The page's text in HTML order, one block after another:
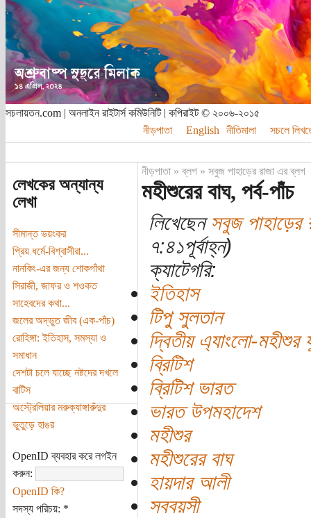
সচলায়তন.com | অনলাইন রাইটার্স কমিউনিটি | কপিরাইট © ২০০৬-২০১৫
নীড়পাতা
English নীতিমালা সচলে
লেখকের অন্যান্য
লেখা
সীমান্ত ভয়ংকর
প্রিয় ধর্মে-বিশ্বাসীরা...
নানকিং-এর জন্য শোকগাঁথা
সিরাজী, জাফর ও শওকত
সাহেবদের কথা...
জলের অদ্ভুত জীব (এক-পাঁচ)
রোহিঙ্গা: ইতিহাস, সমস্যা ও
সমাধান
দেশটা চলে যাচ্ছে নষ্টদের দখলে
বাটিস
অস্ট্রেলিয়ার মরুক্যাঙ্গারুঁদুর
ভুতুড়ে হাঙর
OpenID ব্যবহার করে লগইন
করুন:
OpenID কি?
সদস্য পরিচয়: *
নীড়পাতা»ব্লগ» সবুজ পাহাড়ের রাজা এর ব্লগ
মহীশুরের বাঘ, পর্ব-পাঁচ
লিখেছেনসবুজ পাহাড়ের
৭:৪১পূর্বাহ্ন)
ক্যাটেগরি:
ইতিহাস
টিপু সুলতান
দ্বিতীয় এ্যাংলো-মহীশুর
ব্রিটিশ
ব্রিটিশ ভারত
ভারত উপমহাদেশ
মহীশুর
মহীশুরের বাঘ
হায়দার আলী
সববয়সী